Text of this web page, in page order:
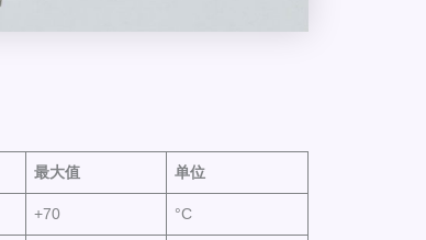
最大值 单位
+70 °C